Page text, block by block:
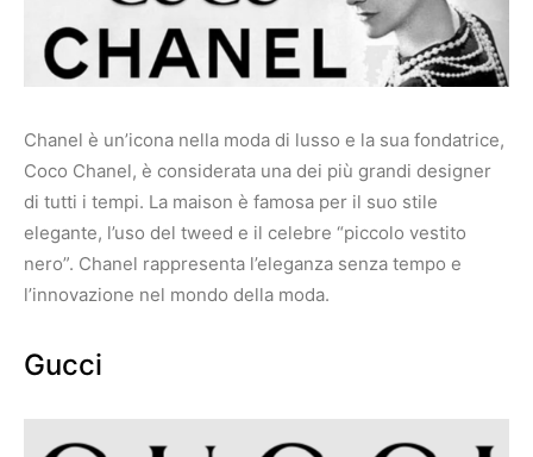
Chanel è un’icona nella moda di lusso e la sua fondatrice,
Coco Chanel, è considerata una dei più grandi designer
di tutti i tempi. La maison è famosa per il suo stile
elegante, l’uso del tweed e il celebre “piccolo vestito
nero”. Chanel rappresenta l’eleganza senza tempo e
l’innovazione nel mondo della moda.
Gucci